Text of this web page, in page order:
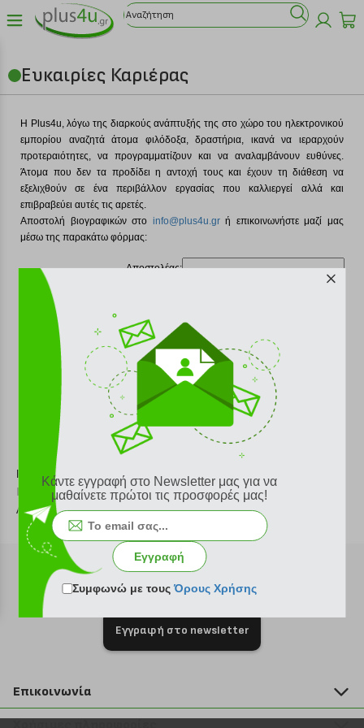
Ευκαιρίες Καριέρας
H Plus4u, λόγω της διαρκούς ανάπτυξής της στο χώρο του ηλεκτρονικού
εμπορίου αναζητά άτομα φιλόδοξα, δραστήρια, ικανά να ιεραρχούν
προτεραιότητες, να προγραμματίζουν και να αναλαμβάνουν ευθύνες.
Άτομα που δεν τα προδίδει η αντοχή τους και έχουν τη διάθεση να
εξελιχθούν σε ένα περιβάλλον εργασίας που καλλιεργεί αλλά και
επιβραβεύει αυτές τις αρετές.
Αποστολή βιογραφικών στo info@plus4u.grή επικοινωνήστε μαζί μας
μέσω της παρακάτω φόρμας:
Αποστολέας:
Πρός:
Κείμενο:
Plus4u
Γαρδένιας 30
Αχαρνές Αττικής 13672
Εγγραφή στο newsletter
Επικοινωνία
211 2000 700
Κάντε εγγραφή στο Newsletter μας για να
μαθαίνετε πρώτοι τις προσφορές μας!
Εγγραφή
Συμφωνώ με τουςΌρους Χρήσης